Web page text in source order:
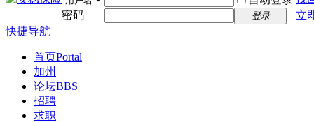
密码
登录
立
快捷导航
首页Portal
加州
论坛BBS
招聘
求职